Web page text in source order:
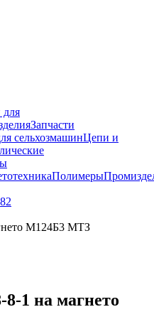
для
Запчасти
сельхозмашинЦепи и
Полимеры
М124Б3 МТЗ
1 на магнето